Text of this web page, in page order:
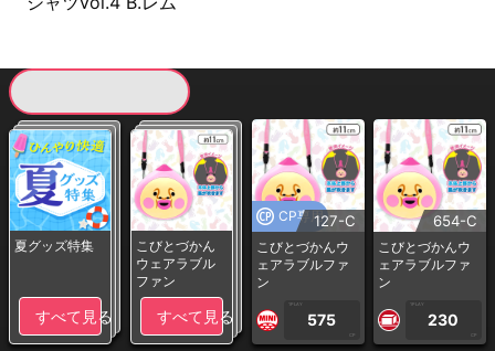
夏グッズ特集
すべて見る
こびとづかん
ウェアラブル
ファン
すべて見る
CP専用127-C
こびとづかんウ
ェアラブルファ
ン
1PLAY
575
CP
654-C
こびとづかんウ
ェアラブルファ
ン
1PLAY
230
CP